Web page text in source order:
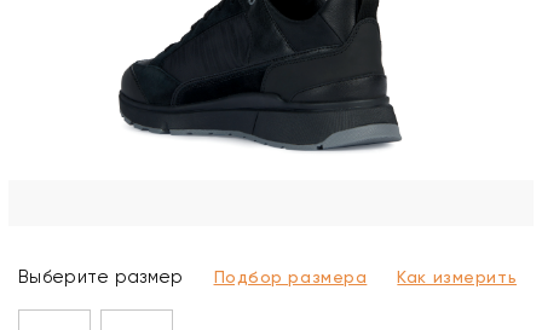
Выберите размер Подбор размера Как измерить